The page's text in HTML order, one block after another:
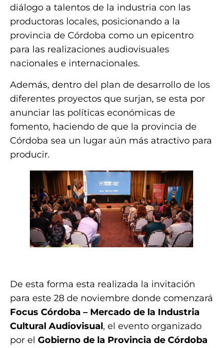
diálogo a talentos de la industria con las
productoras locales, posicionando a la
provincia de Córdoba como un epicentro
para las realizaciones audiovisuales
nacionales e internacionales.
Además, dentro del plan de desarrollo de los
diferentes proyectos que surjan, se esta por
anunciar las políticas económicas de
fomento, haciendo de que la provincia de
Córdoba sea un lugar aún más atractivo para
producir.
De esta forma esta realizada la invitación
para este 28 de noviembre donde comenzará
Focus Córdoba – Mercado de la Industria
Cultural Audiovisual, el evento organizado
por el Gobierno de la Provincia de Córdoba